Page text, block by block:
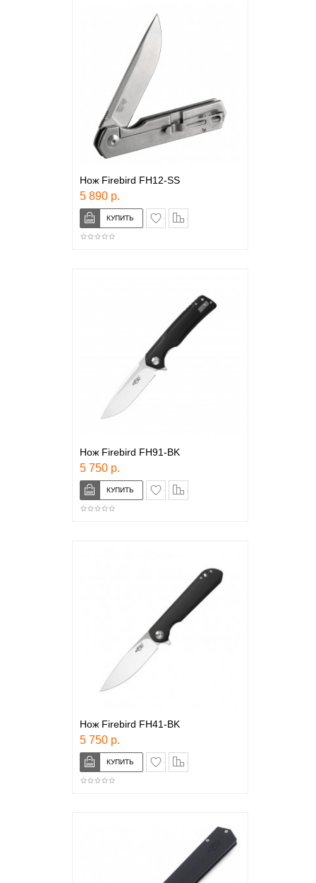
Нож Firebird FH12-SS
5 890 р.
в закладки
Нож Firebird FH91-BK
5 750 р.
в закладки
Нож Firebird FH41-BK
5 750 р.
в закладки